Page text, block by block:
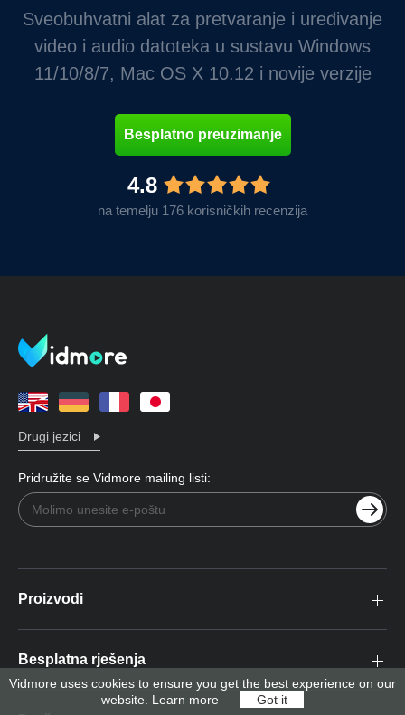
Sveobuhvatni alat za pretvaranje i uređivanje
video i audio datoteka u sustavu Windows
11/10/8/7, Mac OS X 10.12 i novije verzije
Besplatno preuzimanje
4.8
na temelju 176 korisničkih recenzija
Drugi jezici
Pridružite se Vidmore mailing listi:
Proizvodi
Besplatna rješenja
Vidmore uses cookies to ensure you get the best experience on our
website. Learn more Got it